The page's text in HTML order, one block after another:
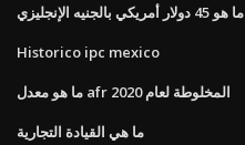
ما هو 45 دولار أمريكي بالجنيه الإنجليزي
Historico ipc mexico
ما هو معدل afr المخلوطة لعام 2020
ما هي القيادة التجارية